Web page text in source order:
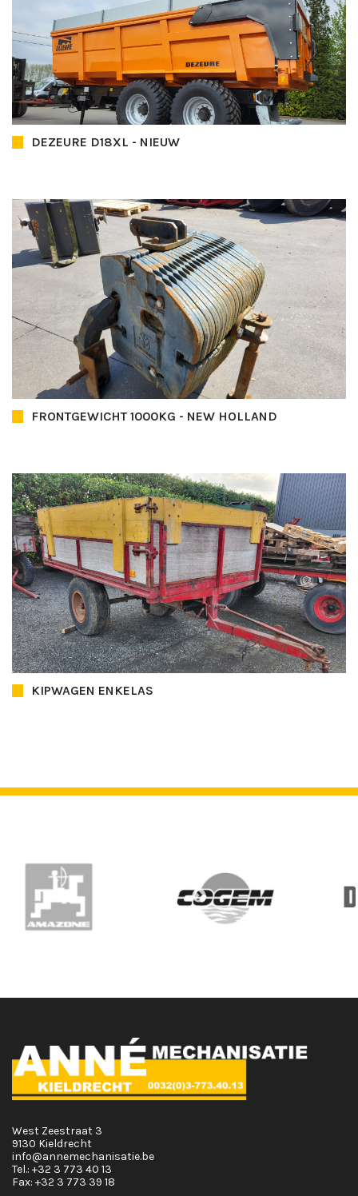
DEZEURE D18XL - NIEUW
FRONTGEWICHT 1000KG - NEW HOLLAND
KIPWAGEN ENKELAS
West Zeestraat 3
9130 Kieldrecht
info@annemechanisatie.be
Tel.: +32 3 773 40 13
Fax: +32 3 773 39 18